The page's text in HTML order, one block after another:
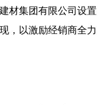
材集团有限公司设置
，以激励经销商全力